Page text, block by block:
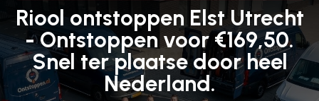
Riool ontstoppen Elst Utrecht
- Ontstoppen voor €169,50.
Snel ter plaatse door heel
Nederland.